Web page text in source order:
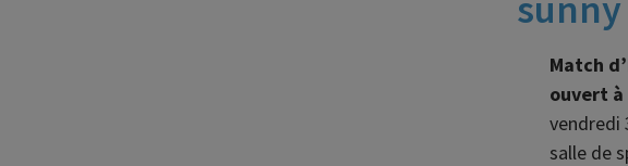
Match
ouvert
vendredi
salle de